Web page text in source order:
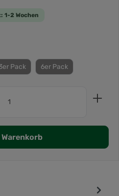
1-2 Wochen
Pack 6er Pack